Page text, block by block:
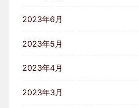
2023年6月
2023年5月
2023年4月
2023年3月